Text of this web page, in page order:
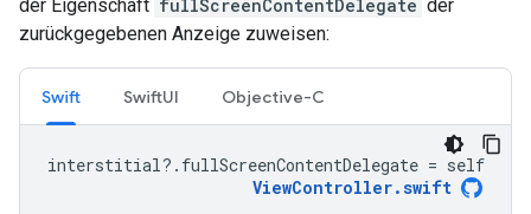
der Eigenschaft fullScreenContentDelegate der
zurückgegebenen Anzeige zuweisen:
Swift SwiftUI Objective-C
interstitial?. fullScreenContentDelegate = self
ViewController.swift